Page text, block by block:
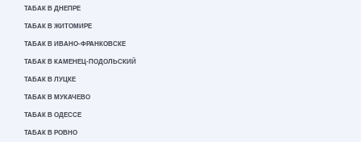
ТАБАК В ДНЕПРЕ
ТАБАК В ЖИТОМИРЕ
ТАБАК В ИВАНО-ФРАНКОВСКЕ
ТАБАК В КАМЕНЕЦ-ПОДОЛЬСКИЙ
ТАБАК В ЛУЦКЕ
ТАБАК В МУКАЧЕВО
ТАБАК В ОДЕССЕ
ТАБАК В РОВНО